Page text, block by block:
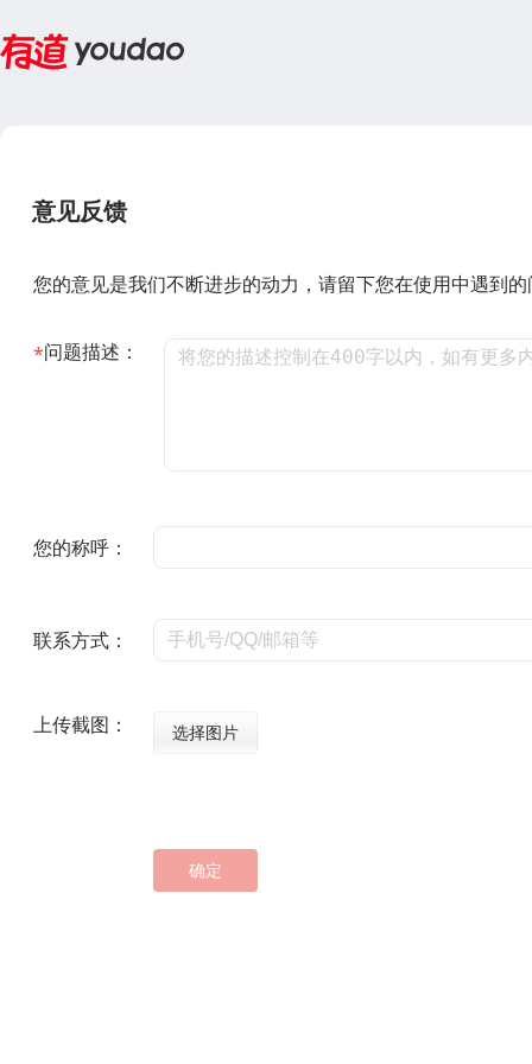
意见反馈
您的意见是我们不断进步的动力，请留下您在使用中遇到
问题描述：
您的称呼：
联系方式：
上传截图： 选择图片
确定